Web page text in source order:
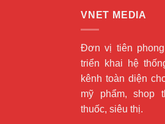
VNET MEDIA
Đơn vị tiên
triển khai hệ
kênh toàn diện
mỹ phẩm, shop
thuốc, siêu thị.